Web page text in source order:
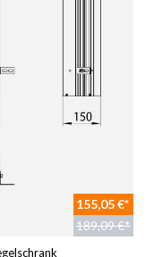
155,05 €*
189,09 €*